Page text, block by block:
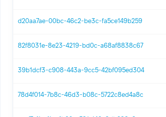
d20aa7ae-00bc-46c2-be3c-fa5ce149b259
82f8031e-8e23-4219-bd0c-a68af8838c67
39b1dcf3-c908-443a-9cc5-42bf095ed304
78d4f014-7b8c-46d3-b08c-5722c8ed4a8c